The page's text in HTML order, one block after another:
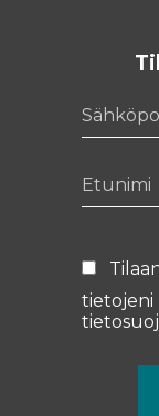
tietojeni